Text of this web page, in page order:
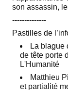
son assassin,
‐-‐-----------
Pastilles de
La blague
de tête porte
L'Humanité
Matthieu
et partialité